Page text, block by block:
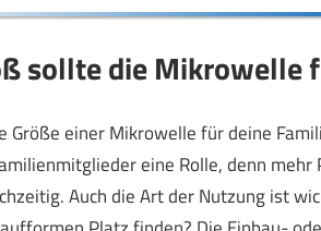
sollte die Mikrowelle
Größe einer Mikrowelle für deine
eine Rolle, denn
Auch die Art der Nutzung ist